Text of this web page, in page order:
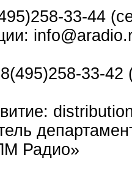
33-44
33-42
Радио»